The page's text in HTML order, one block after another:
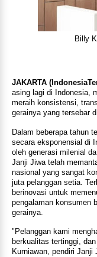
Billy
JAKARTA
asing lagi di Indonesia,
meraih konsistensi,
gerainya yang tersebar
Dalam beberapa tahun
secara eksponensial di
oleh generasi milenial
Janji Jiwa telah
nasional yang sangat
juta pelanggan setia.
berinovasi untuk
pengalaman konsumen
gerainya.
"Pelanggan kami
berkualitas tertinggi,
Kurniawan, pendiri Janji